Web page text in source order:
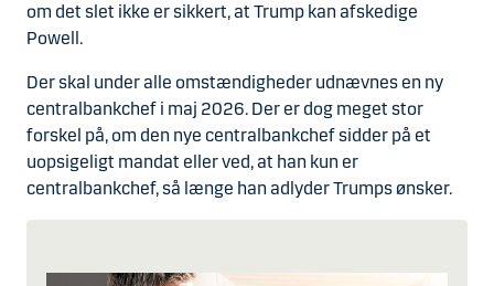
om det slet ikke er sikkert, at Trump kan afskedige
Powell.
Der skal under alle omstændigheder udnævnes en ny
centralbankchef i maj 2026. Der er dog meget stor
forskel på, om den nye centralbankchef sidder på et
uopsigeligt mandat eller ved, at han kun er
centralbankchef, så længe han adlyder Trumps ønsker.